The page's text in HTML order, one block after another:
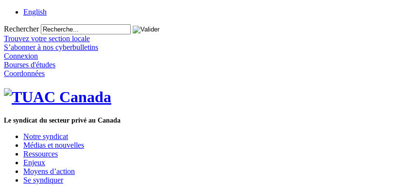
English
Rechercher
Trouvez votre section locale
S’abonner à nos cyberbulletins
Connexion
Bourses d'études
Coordonnées
Le syndicat du secteur privé au Canada
Notre syndicat
Médias et nouvelles
Ressources
Enjeux
Moyens d’action
Se syndiquer